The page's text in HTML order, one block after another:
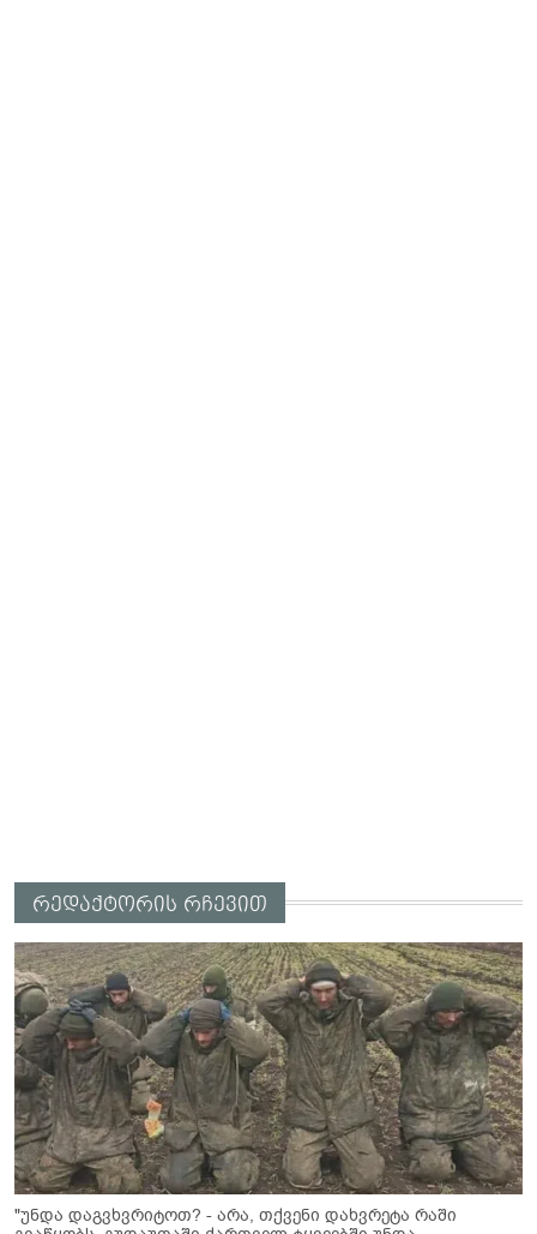
რედაქტორის რჩევით
"უნდა დაგვხვრიტოთ? - არა, თქვენი დახვრეტა რაში